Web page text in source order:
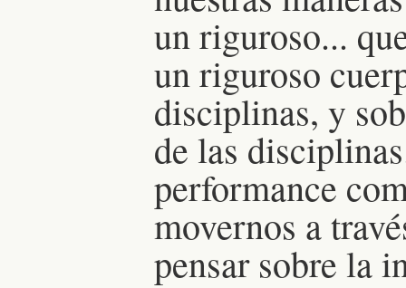
un riguroso...
un riguroso
disciplinas, y
de las
performance
movernos a
pensar sobre la